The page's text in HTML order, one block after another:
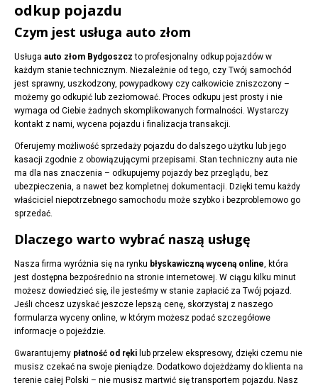
odkup pojazdu
Czym jest usługa auto złom
Usługa auto złom Bydgoszcz to profesjonalny odkup pojazdów w
każdym stanie technicznym. Niezależnie od tego, czy Twój samochód
jest sprawny, uszkodzony, powypadkowy czy całkowicie zniszczony –
możemy go odkupić lub zezłomować. Proces odkupu jest prosty i nie
wymaga od Ciebie żadnych skomplikowanych formalności. Wystarczy
kontakt z nami, wycena pojazdu i finalizacja transakcji.
Oferujemy możliwość sprzedaży pojazdu do dalszego użytku lub jego
kasacji zgodnie z obowiązującymi przepisami. Stan techniczny auta nie
ma dla nas znaczenia – odkupujemy pojazdy bez przeglądu, bez
ubezpieczenia, a nawet bez kompletnej dokumentacji. Dzięki temu każdy
właściciel niepotrzebnego samochodu może szybko i bezproblemowo go
sprzedać.
Dlaczego warto wybrać naszą usługę
Nasza firma wyróżnia się na rynku błyskawiczną wyceną online, która
jest dostępna bezpośrednio na stronie internetowej. W ciągu kilku minut
możesz dowiedzieć się, ile jesteśmy w stanie zapłacić za Twój pojazd.
Jeśli chcesz uzyskać jeszcze lepszą cenę, skorzystaj z naszego
formularza wyceny online, w którym możesz podać szczegółowe
informacje o pojeździe.
Gwarantujemy płatność od ręki lub przelew ekspresowy, dzięki czemu nie
musisz czekać na swoje pieniądze. Dodatkowo dojeżdżamy do klienta na
terenie całej Polski – nie musisz martwić się transportem pojazdu. Nasz